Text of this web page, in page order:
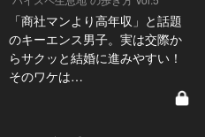
「商社マンより高年収」と話題
のキーエンス男子。実は交際か
らサクッと結婚に進みやすい！
そのワケは…